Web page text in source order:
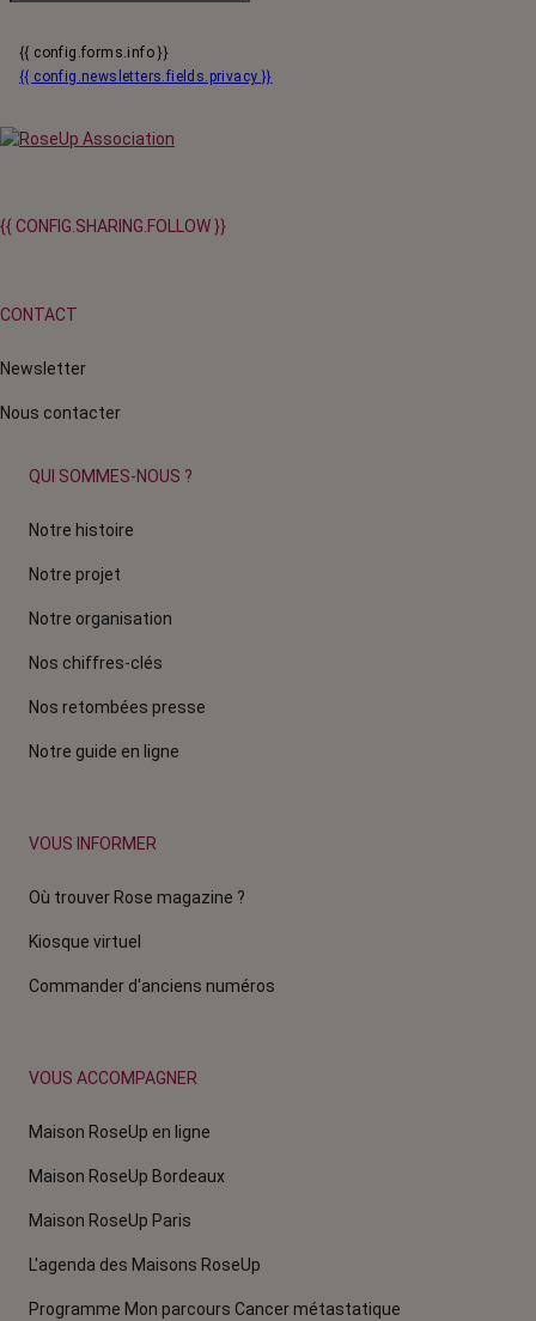
{{ config.forms.info }}
{{ config.newsletters.fields.privacy }}
{{ CONFIG.SHARING.FOLLOW }}
CONTACT
Newsletter
Nous contacter
QUI SOMMES-NOUS ?
Notre histoire
Notre projet
Notre organisation
Nos chiffres-clés
Nos retombées presse
Notre guide en ligne
VOUS INFORMER
Où trouver Rose magazine ?
Kiosque virtuel
Commander d'anciens numéros
VOUS ACCOMPAGNER
Maison RoseUp en ligne
Maison RoseUp Bordeaux
Maison RoseUp Paris
L'agenda des Maisons RoseUp
Programme Mon parcours Cancer métastatique